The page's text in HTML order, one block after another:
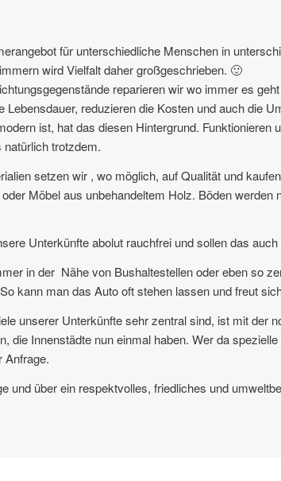
für unterschiedliche Menschen in
wird Vielfalt daher großgeschrieben. 🙂
reparieren wir wo immer es
Lebensdauer, reduzieren die Kosten und auch die
ist, hat das diesen Hintergrund. Funktionieren
trotzdem.
setzen wir , wo möglich, auf Qualität und
Möbel aus unbehandeltem Holz. Böden werden
Unterkünfte abolut rauchfrei und sollen das auch
in der Nähe von Bushaltestellen oder eben so
kann man das Auto oft stehen lassen und freut
unserer Unterkünfte sehr zentral sind, ist mit der
die Innenstädte nun einmal haben. Wer da
Anfrage.
und über ein respektvolles, friedliches und